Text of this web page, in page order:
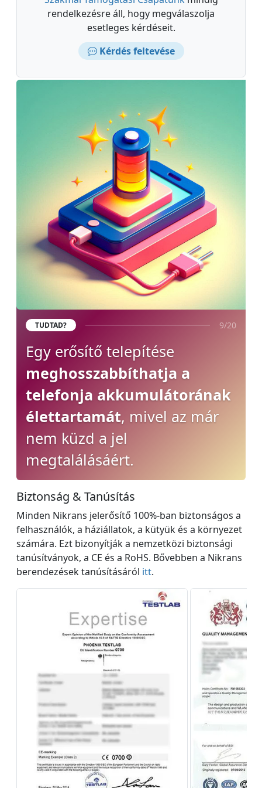
rendelkezésre áll, hogy megválaszolja
esetleges kérdéseit.
Kérdés feltevése
TUDTAD? 9/20
Egy erősítő telepítése
meghosszabbíthatja a
telefonja akkumulátorának
élettartamát, mivel az már
nem küzd a jel
megtalálásáért.
Biztonság & Tanúsítás
Minden Nikrans jelerősítő 100%-ban biztonságos a
felhasználók, a háziállatok, a kütyük és a környezet
számára. Ezt bizonyítják a nemzetközi biztonsági
tanúsítványok, a CE és a RoHS. Bővebben a Nikrans
berendezések tanúsításáról itt.